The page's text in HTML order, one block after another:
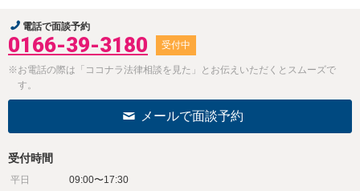
電話で面談予約
0166-39-3180 受付中
※お電話の際は「ココナラ法律相談を見た」とお伝えいただくとスムーズで
す。
メールで面談予約
受付時間
平日
09:00〜17:30